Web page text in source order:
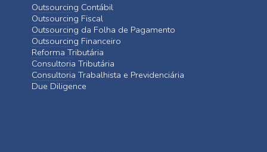
Outsourcing Contábil
Outsourcing Fiscal
Outsourcing da Folha de Pagamento
Outsourcing Financeiro
Reforma Tributária
Consultoria Tributária
Consultoria Trabalhista e Previdenciária
Due Diligence